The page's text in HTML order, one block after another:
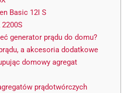
Basic 12I S
generator prądu do domu?
a akcesoria dodatkowe
domowy agregat
prądotwórczych